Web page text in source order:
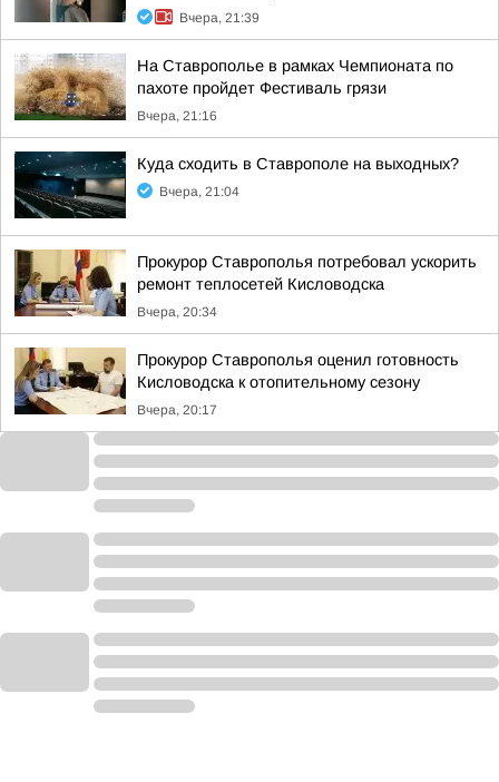
Вчера, 21:39
На Ставрополье в рамках Чемпионата по
пахоте пройдет Фестиваль грязи
Вчера, 21:16
Куда сходить в Ставрополе на выходных?
Вчера, 21:04
Прокурор Ставрополья потребовал ускорить
ремонт теплосетей Кисловодска
Вчера, 20:34
Прокурор Ставрополья оценил готовность
Кисловодска к отопительному сезону
Вчера, 20:17